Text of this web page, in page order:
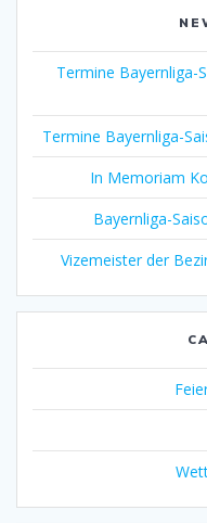
Termine Bayernliga-
Termine Bayernliga-
In Memoriam
Bayernliga-
Vizemeister der